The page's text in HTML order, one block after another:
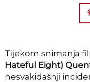
Tijekom snimanja
Hateful Eight)
nesvakidašnji